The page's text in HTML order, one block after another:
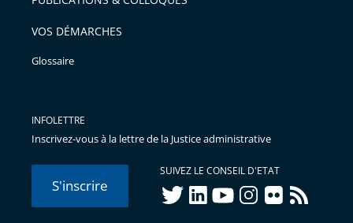
VOS DÉMARCHES
Glossaire
INFOLETTRE
Inscrivez-vous à la lettre de la Justice administrative
S'inscrire
SUIVEZ LE CONSEIL D'ETAT
twitterlinkedInyoutubeinstagram
flickr rss